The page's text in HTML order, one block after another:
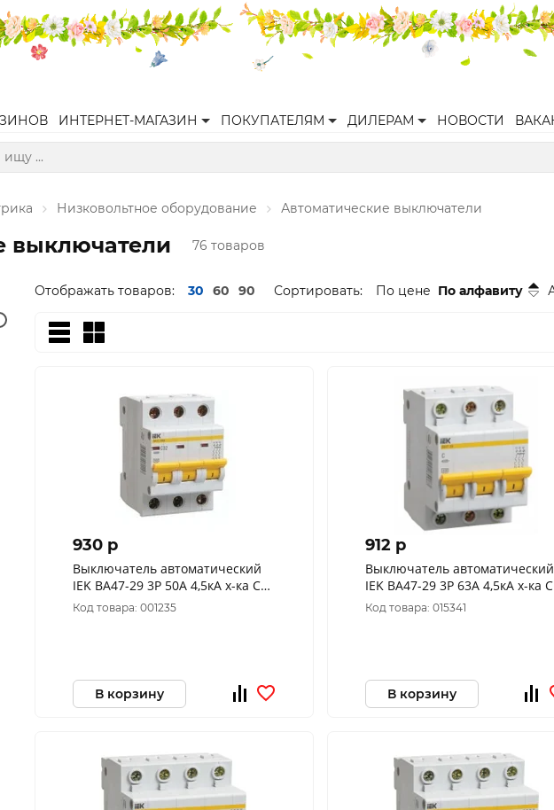
ИНТЕРНЕТ-МАГАЗИН ПОКУПАТЕЛЯМ ДИЛЕРАМ НОВОСТИ
Низковольтное оборудование Автоматические выключатели
выключатели 76 товаров
Отображать товаров: 30 60 90 Сортировать: По цене По алфавиту
930 p
Выключатель автоматический
IEK ВА47-29 3Р 50А 4,5кА х-ка С
MVA20-3-050-C
Код товара: 001235
В корзину
912 p
Выключатель автоматический
IEK ВА47-29 3Р 63А 4,5кА х-ка С
MVA20-3-063-C
Код товара: 015341
В корзину